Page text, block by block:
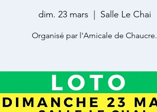
dim. 23 mars Salle Le Chai
Organisé par l'Amicale de Chaucre.